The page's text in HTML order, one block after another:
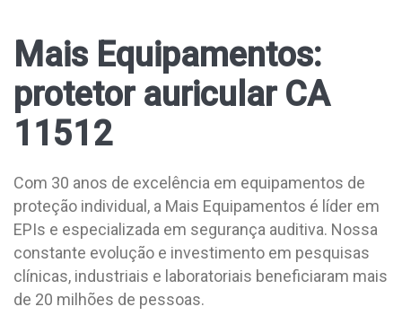
Mais Equipamentos:
protetor auricular CA
11512
Com 30 anos de excelência em equipamentos de
proteção individual, a Mais Equipamentos é líder em
EPIs e especializada em segurança auditiva. Nossa
constante evolução e investimento em pesquisas
clínicas, industriais e laboratoriais beneficiaram mais
de 20 milhões de pessoas.